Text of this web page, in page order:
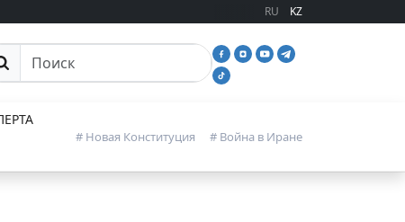
RU KZ
# Новая Конституция # Война в Иране